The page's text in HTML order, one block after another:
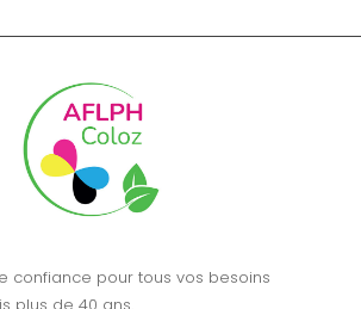
confiance pour tous vos besoins